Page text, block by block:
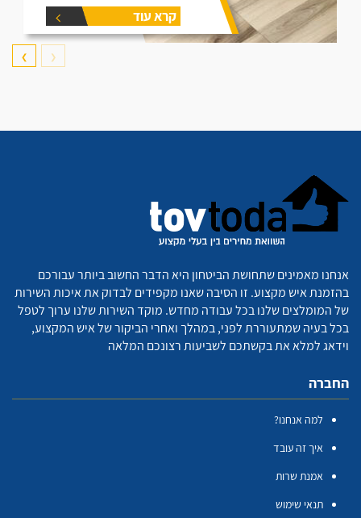
קרא עוד
❮
❯
אנחנו מאמינים שתחושת הביטחון היא הדבר החשוב ביותר עבורכם
בהזמנת איש מקצוע. זו הסיבה שאנו מקפידים לבדוק את איכות השירות
של המומלצים שלנו בכל עבודה מחדש. מוקד השירות שלנו ערוך לטפל
בכל בעיה שמתעוררת לפני, במהלך ואחרי הביקור של איש המקצוע,
וידאג למלא את בקשתכם לשביעות רצונכם המלאה
החברה
למה אנחנו?
איך זה עובד
אמנת שרות
תנאי שימוש